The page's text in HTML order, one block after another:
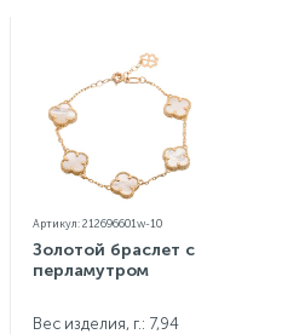
на сайте могут
от реальных из-за
экрана
Артикул: 212696601w-10
Золотой браслет с
перламутром
Вес изделия, г.: 7,94